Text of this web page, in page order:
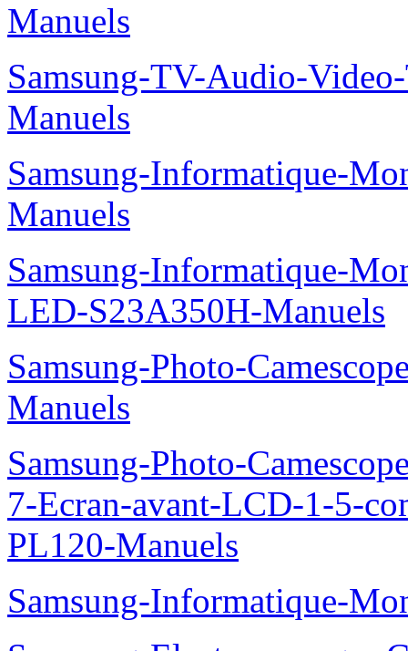
Manuels
Samsung-TV-Audio-
Manuels
Samsung-Informatique-
Manuels
Samsung-Informatique-
LED-S23A350H-Manuels
Samsung-Photo-
Manuels
Samsung-Photo-
7-Ecran-avant-LCD-1-5-
PL120-Manuels
Samsung-Informatique-